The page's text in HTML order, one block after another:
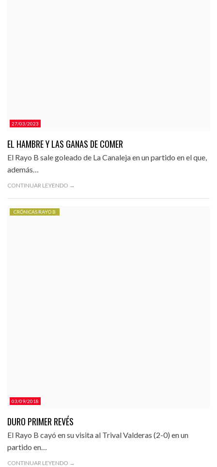
27/03/2023
EL HAMBRE Y LAS GANAS DE COMER
El Rayo B sale goleado de La Canaleja en un partido en el que,
además…
CONTINUAR LEYENDO →
03/09/2018
CRÓNICAS RAYO B
DURO PRIMER REVÉS
El Rayo B cayó en su visita al Trival Valderas (2-0) en un
partido en…
CONTINUAR LEYENDO →